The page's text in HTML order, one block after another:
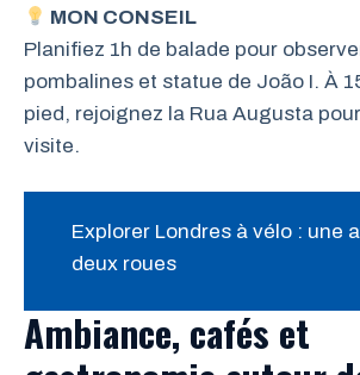
MON CONSEIL
Planifiez 1h de balade pour
pombalines et statue de João I. À
pied, rejoignez la Rua Augusta
visite.
Explorer Londres à vélo : une
deux roues
Ambiance, cafés et